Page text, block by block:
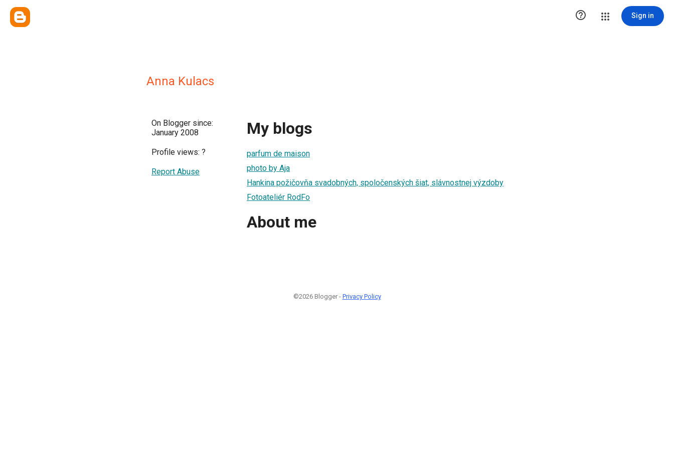
 Sign in
Anna Kulacs
On Blogger since:
January 2008
Profile views: ?
Report Abuse
My blogs
parfum de maison
photo by Aja
Hankina požičovňa svadobných, spoločenských šiat, slávnostnej výzdoby
Fotoateliér RodFo
About me
©2026 Blogger - Privacy Policy